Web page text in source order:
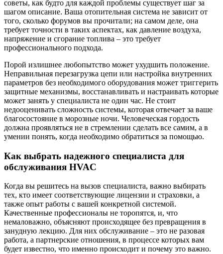
советы, как будто для каждой проблемы существует шаг за
шагом описание. Ваша отопительная система не зависит от
того, сколько форумов вы прочитали; на самом деле, она
требует точности в таких аспектах, как давление воздуха,
напряжение и сгорание топлива – это требует
профессионального подхода.
Порой излишнее любопытство может ухудшить положение.
Неправильная перезагрузка цепи или настройка внутренних
параметров без необходимого оборудования может триггерить
защитные механизмы, восстанавливать и настраивать которые
может занять у специалиста не один час. Не стоит
недооценивать сложность системы, которая отвечает за ваше
благосостояние в морозные ночи. Человеческая гордость
должна проявляться не в стремлении сделать все самим, а в
умении понять, когда необходимо обратиться за помощью.
Как выбрать надежного специалиста для
обслуживания HVAC
Когда вы решитесь на вызов специалиста, важно выбирать
тех, кто имеет соответствующие лицензии и страховки, а
также опыт работы с вашей конкретной системой.
Качественные профессионалы не торопятся, и, что
немаловажно, объясняют происходящее без превращения в
занудную лекцию. Для них обслуживание – это не разовая
работа, а партнерские отношения, в процессе которых вам
будет известно, что именно происходит и почему это важно.